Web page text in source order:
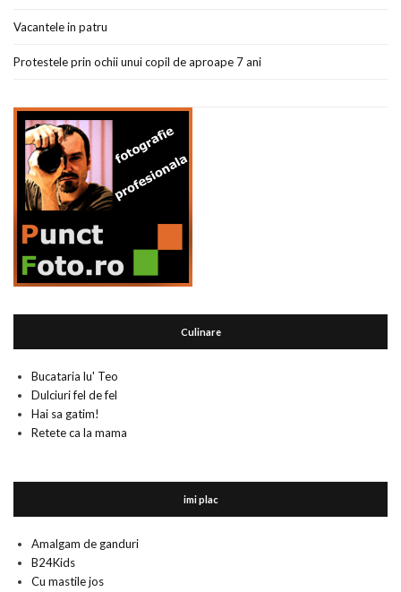
Vacantele in patru
Protestele prin ochii unui copil de aproape 7 ani
Culinare
Bucataria lu' Teo
Dulciuri fel de fel
Hai sa gatim!
Retete ca la mama
imi plac
Amalgam de ganduri
B24Kids
Cu mastile jos